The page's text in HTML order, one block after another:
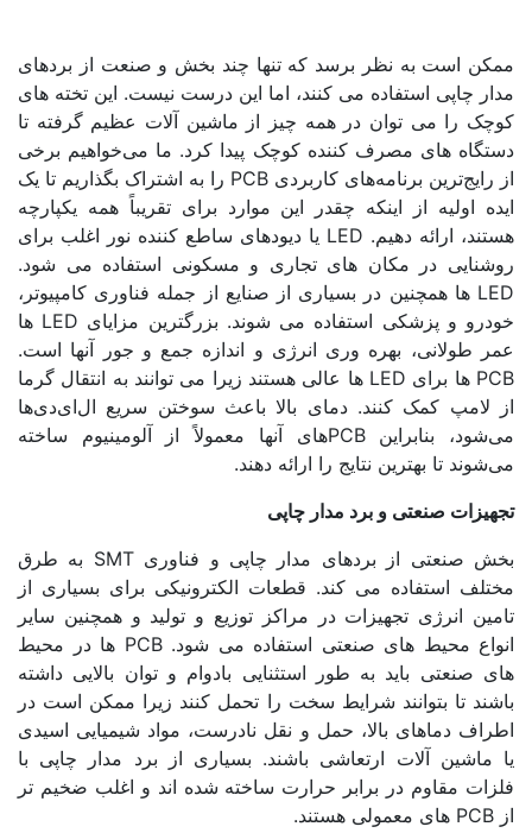
است به نظر برسد که تنها چند بخش و صنعت از بردهای
چاپی استفاده می کنند، اما این درست نیست. این تخته های
را می توان در همه چیز از ماشین آلات عظیم گرفته تا
های مصرف کننده کوچک پیدا کرد. ما می‌خواهیم برخی
از رایج‌ترین برنامه‌های کاربردی PCB را به اشتراک بگذاریم تا یک
اولیه از اینکه چقدر این موارد برای تقریباً همه یکپارچه
هستند، ارائه دهیم. LED یا دیودهای ساطع کننده نور اغلب برای
در مکان های تجاری و مسکونی استفاده می شود.
LED ها همچنین در بسیاری از صنایع از جمله فناوری کامپیوتر،
خودرو و پزشکی استفاده می شوند. بزرگترین مزایای LED ها
طولانی، بهره وری انرژی و اندازه جمع و جور آنها است.
PCB ها برای LED ها عالی هستند زیرا می توانند به انتقال گرما
لامپ کمک کنند. دمای بالا باعث سوختن سریع ال‌ای‌دی‌ها
می‌شود، بنابراین PCBهای آنها معمولاً از آلومینیوم ساخته
تا بهترین نتایج را ارائه دهند.
صنعتی و برد مدار چاپی
بخش صنعتی از بردهای مدار چاپی و فناوری SMT به طرق
استفاده می کند. قطعات الکترونیکی برای بسیاری از
انرژی تجهیزات در مراکز توزیع و تولید و همچنین سایر
انواع محیط های صنعتی استفاده می شود. PCB ها در محیط
صنعتی باید به طور استثنایی بادوام و توان بالایی داشته
تا بتوانند شرایط سخت را تحمل کنند زیرا ممکن است در
دماهای بالا، حمل و نقل نادرست، مواد شیمیایی اسیدی
ماشین آلات ارتعاشی باشند. بسیاری از برد مدار چاپی با
مقاوم در برابر حرارت ساخته شده اند و اغلب ضخیم تر